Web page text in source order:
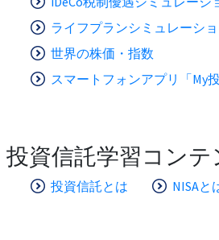
ライフプランシミュレーシ
世界の株価・指数
スマートフォンアプリ「My
投資信託学習コンテ
投資信託とは NISAと